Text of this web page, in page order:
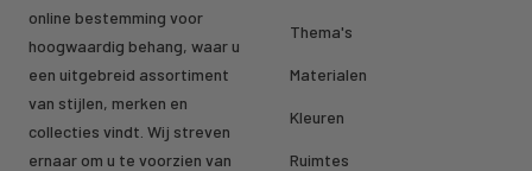
online bestemming voor
hoogwaardig behang, waar u
een uitgebreid assortiment
van stijlen, merken en
collecties vindt. Wij streven
ernaar om u te voorzien van
Thema's
Materialen
Kleuren
Ruimtes